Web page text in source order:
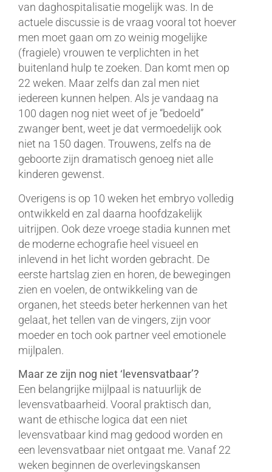
van daghospitalisatie mogelijk was. In de
actuele discussie is de vraag vooral tot hoever
men moet gaan om zo weinig mogelijke
(fragiele) vrouwen te verplichten in het
buitenland hulp te zoeken. Dan komt men op
22 weken. Maar zelfs dan zal men niet
iedereen kunnen helpen. Als je vandaag na
100 dagen nog niet weet of je “bedoeld”
zwanger bent, weet je dat vermoedelijk ook
niet na 150 dagen. Trouwens, zelfs na de
geboorte zijn dramatisch genoeg niet alle
kinderen gewenst.
Overigens is op 10 weken het embryo volledig
ontwikkeld en zal daarna hoofdzakelijk
uitrijpen. Ook deze vroege stadia kunnen met
de moderne echografie heel visueel en
inlevend in het licht worden gebracht. De
eerste hartslag zien en horen, de bewegingen
zien en voelen, de ontwikkeling van de
organen, het steeds beter herkennen van het
gelaat, het tellen van de vingers, zijn voor
moeder en toch ook partner veel emotionele
mijlpalen.
Maar ze zijn nog niet ‘levensvatbaar’?
Een belangrijke mijlpaal is natuurlijk de
levensvatbaarheid. Vooral praktisch dan,
want de ethische logica dat een niet
levensvatbaar kind mag gedood worden en
een levensvatbaar niet ontgaat me. Vanaf 22
weken beginnen de overlevingskansen